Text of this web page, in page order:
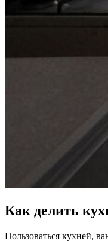
Как делить
Пользоваться кухней,